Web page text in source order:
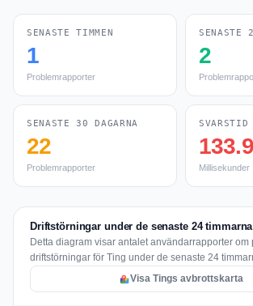
SENASTE TIMMEN
1
Problemrapporter
SENASTE
2
SENASTE 30 DAGARNA
22
Problemrapporter
SVARSTID
133.9
Millisekunder
Driftstörningar under de senaste 24
Detta diagram visar antalet användarrapporter om
driftstörningar för Ting under de senaste 24
Visa Tings avbrottskarta